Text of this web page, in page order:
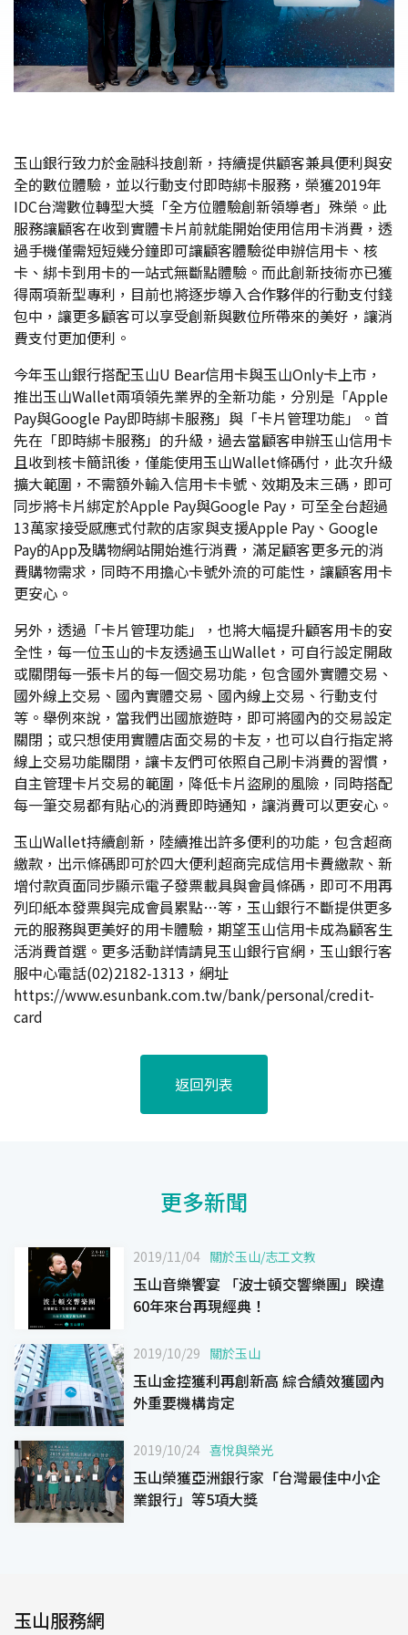
玉山銀行致力於金融科技創新，持續提供顧客兼具便利與安
全的數位體驗，並以行動支付即時綁卡服務，榮獲2019年
IDC台灣數位轉型大獎「全方位體驗創新領導者」殊榮。此
服務讓顧客在收到實體卡片前就能開始使用信用卡消費，透
過手機僅需短短幾分鐘即可讓顧客體驗從申辦信用卡、核
卡、綁卡到用卡的一站式無斷點體驗。而此創新技術亦已獲
得兩項新型專利，目前也將逐步導入合作夥伴的行動支付錢
包中，讓更多顧客可以享受創新與數位所帶來的美好，讓消
費支付更加便利。
今年玉山銀行搭配玉山U Bear信用卡與玉山Only卡上市，
推出玉山Wallet兩項領先業界的全新功能，分別是「Apple
Pay與Google Pay即時綁卡服務」與「卡片管理功能」。首
先在「即時綁卡服務」的升級，過去當顧客申辦玉山信用卡
且收到核卡簡訊後，僅能使用玉山Wallet條碼付，此次升級
擴大範圍，不需額外輸入信用卡卡號、效期及末三碼，即可
同步將卡片綁定於Apple Pay與Google Pay，可至全台超過
13萬家接受感應式付款的店家與支援Apple Pay、Google
Pay的App及購物網站開始進行消費，滿足顧客更多元的消
費購物需求，同時不用擔心卡號外流的可能性，讓顧客用卡
更安心。
另外，透過「卡片管理功能」，也將大幅提升顧客用卡的安
全性，每一位玉山的卡友透過玉山Wallet，可自行設定開啟
或關閉每一張卡片的每一個交易功能，包含國外實體交易、
國外線上交易、國內實體交易、國內線上交易、行動支付
等。舉例來說，當我們出國旅遊時，即可將國內的交易設定
關閉；或只想使用實體店面交易的卡友，也可以自行指定將
線上交易功能關閉，讓卡友們可依照自己刷卡消費的習慣，
自主管理卡片交易的範圍，降低卡片盜刷的風險，同時搭配
每一筆交易都有貼心的消費即時通知，讓消費可以更安心。
玉山Wallet持續創新，陸續推出許多便利的功能，包含超商
繳款，出示條碼即可於四大便利超商完成信用卡費繳款、新
增付款頁面同步顯示電子發票載具與會員條碼，即可不用再
列印紙本發票與完成會員累點…等，玉山銀行不斷提供更多
元的服務與更美好的用卡體驗，期望玉山信用卡成為顧客生
活消費首選。更多活動詳情請見玉山銀行官網，玉山銀行客
服中心電話(02)2182-1313，網址
https://www.esunbank.com.tw/bank/personal/credit-
card
返回列表
更多新聞
2019/11/04 關於玉山/志工文教
玉山音樂饗宴 「波士頓交響樂團」睽違
60年來台再現經典！
2019/10/29 關於玉山
玉山金控獲利再創新高 綜合績效獲國內
外重要機構肯定
2019/10/24 喜悅與榮光
玉山榮獲亞洲銀行家「台灣最佳中小企
業銀行」等5項大獎
玉山服務網